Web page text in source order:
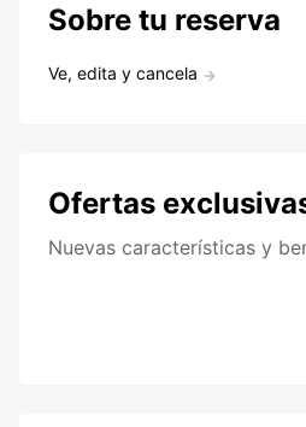
Sobre tu reserva
Ve, edita y cancela
Ofertas
Nuevas características y